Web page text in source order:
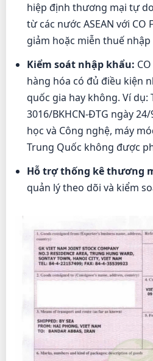
hiệp định thương mại tự do
từ các nước ASEAN với CO
giảm hoặc miễn thuế
Kiểm soát nhập khẩu:
hàng hóa có đủ điều kiện
quốc gia hay không. Ví dụ:
3016/BKHCN-ĐTG ngày
học và Công nghệ, máy
Trung Quốc không được
Hỗ trợ thống kê thương
quản lý theo dõi và kiểm